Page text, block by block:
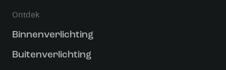
Ontdek
Binnenverlichting
Buitenverlichting